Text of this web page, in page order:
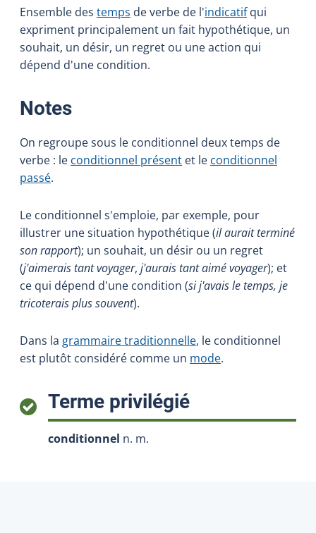
Ensemble des temps de verbe de l'indicatifqui
expriment principalement un fait hypothétique, un
souhait, un désir, un regret ou une action qui
dépend d'une condition.
Notes:
On regroupe sous le conditionnel deux temps de
verbe : le conditionnel présent et le conditionnel
passé.
Le conditionnel s'emploie, par exemple, pour
illustrer une situation hypothétique (il aurait terminé
son rapport); un souhait, un désir ou un regret
(j'aimerais tant voyager, j'aurais tant aimé voyager); et
ce qui dépend d'une condition (si j'avais le temps, je
tricoterais plus souvent).
Dans la grammaire traditionnelle, le conditionnel
est plutôt considéré comme un mode.
Terme privilégié:
conditionnel n. m.